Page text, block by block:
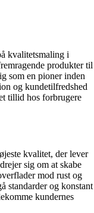
kvalitetsmaling i
produkter til
som en pioner inden
og kundetilfredshed
tillid hos forbrugere
kvalitet, der lever
sig om at skabe
mod rust og
standarder og konstant
kundernes